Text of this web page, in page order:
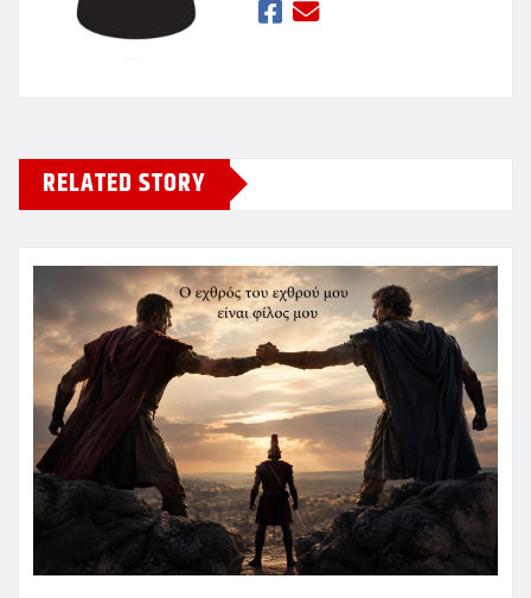
RELATED STORY